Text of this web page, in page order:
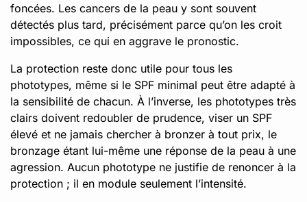
foncées. Les cancers de la peau y sont souvent
détectés plus tard, précisément parce qu’on les croit
impossibles, ce qui en aggrave le pronostic.
La protection reste donc utile pour tous les
phototypes, même si le SPF minimal peut être adapté à
la sensibilité de chacun. À l’inverse, les phototypes très
clairs doivent redoubler de prudence, viser un SPF
élevé et ne jamais chercher à bronzer à tout prix, le
bronzage étant lui-même une réponse de la peau à une
agression. Aucun phototype ne justifie de renoncer à la
protection ; il en module seulement l’intensité.